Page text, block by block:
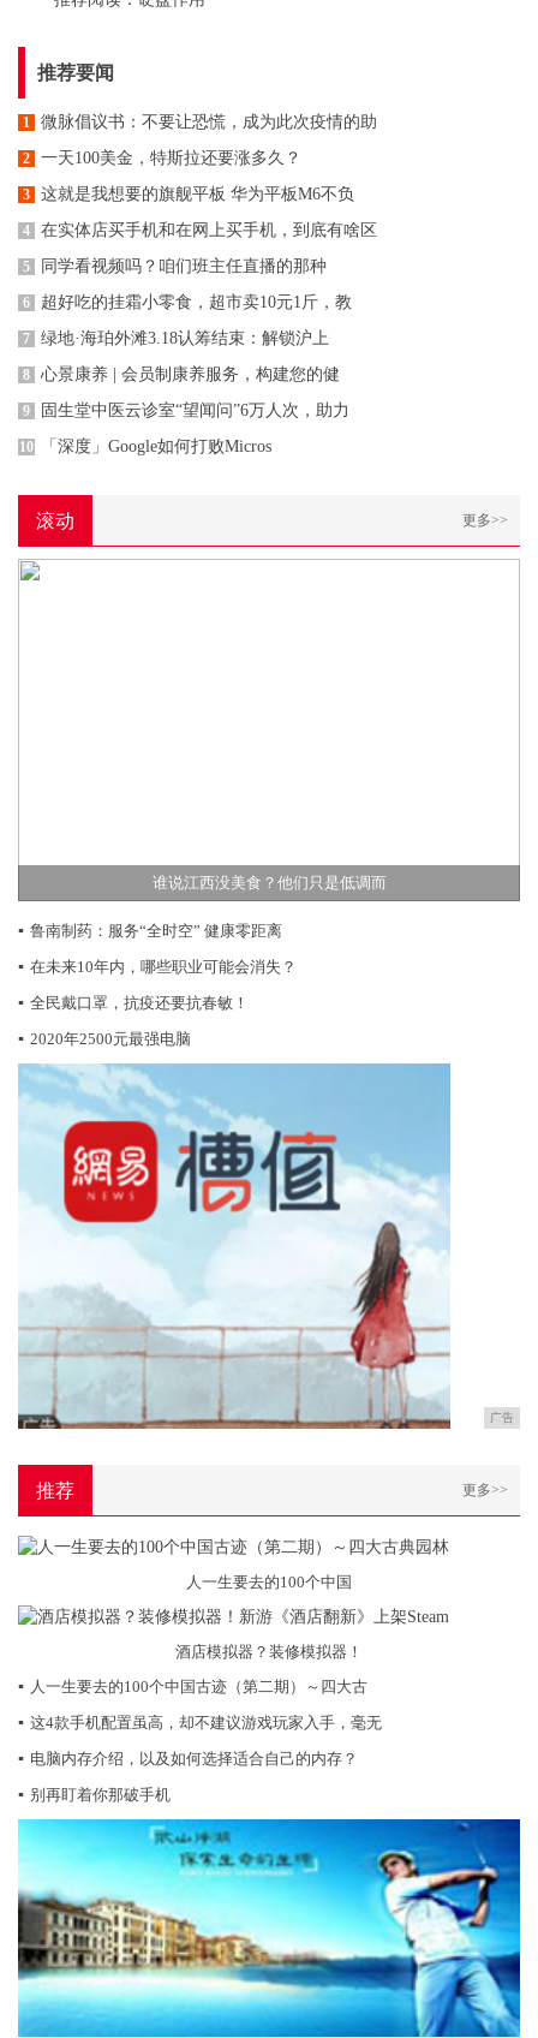
推荐要闻
1 微脉倡议书：不要让恐慌，成为此次疫情的助
2 一天100美金，特斯拉还要涨多久？
3 这就是我想要的旗舰平板 华为平板M6不负
4 在实体店买手机和在网上买手机，到底有啥区
5 同学看视频吗？咱们班主任直播的那种
6 超好吃的挂霜小零食，超市卖10元1斤，教
7 绿地·海珀外滩3.18认筹结束：解锁沪上
8 心景康养 | 会员制康养服务，构建您的健
9 固生堂中医云诊室“望闻问”6万人次，助力
10 「深度」Google如何打败Micros
滚动 更多>>
谁说江西没美食？他们只是低调而
▪ 鲁南制药：服务“全时空” 健康零距离
▪ 在未来10年内，哪些职业可能会消失？
▪ 全民戴口罩，抗疫还要抗春敏！
▪ 2020年2500元最强电脑
广告
推荐 更多>>
人一生要去的100个中国
酒店模拟器？装修模拟器！
▪ 人一生要去的100个中国古迹（第二期）～四大古
▪ 这4款手机配置虽高，却不建议游戏玩家入手，毫无
▪ 电脑内存介绍，以及如何选择适合自己的内存？
▪ 别再盯着你那破手机